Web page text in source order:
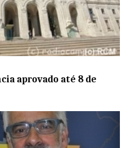
aprovado até 8 de